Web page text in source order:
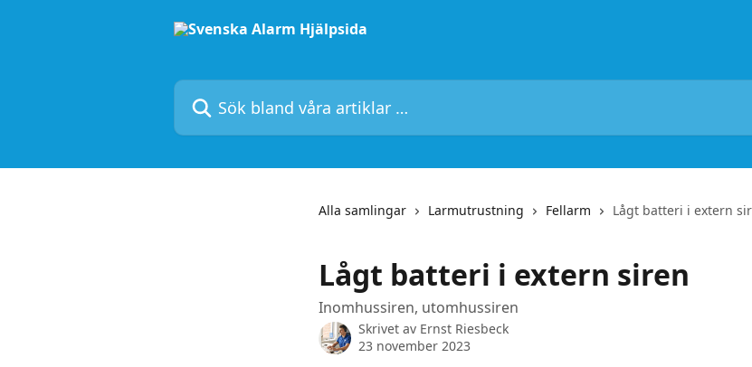
Sök bland våra artiklar …
Alla samlingar Larmutrustning Fellarm Lågt batteri i extern
Lågt batteri i extern siren
Inomhussiren, utomhussiren
Skrivet av Ernst Riesbeck
23 november 2023